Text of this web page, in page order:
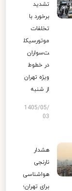
تشدید
برخورد با
تخلفات
موتورسیکل
ت‌سواران
در خطوط
ویژه تهران
از شنبه
1405/05/
03
هشدار
نارنجی
هواشناسی
برای تهران؛